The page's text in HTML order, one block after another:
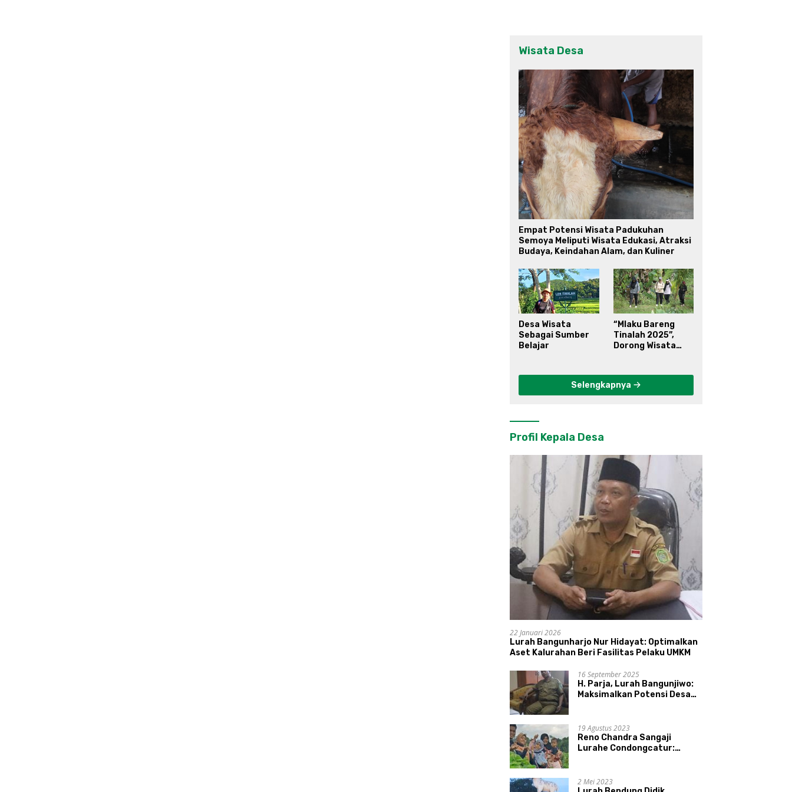
Wisata Desa
Empat Potensi Wisata Padukuhan
Semoya Meliputi Wisata Edukasi, Atraksi
Budaya, Keindahan Alam, dan Kuliner
Desa Wisata
Sebagai Sumber
Belajar
“Mlaku Bareng
Tinalah 2025”,
Dorong Wisata
Selengkapnya
Profil Kepala Desa
22 Januari 2026
Lurah Bangunharjo Nur Hidayat: Optimalkan
Aset Kalurahan Beri Fasilitas Pelaku UMKM
16 September 2025
H. Parja, Lurah Bangunjiwo:
Maksimalkan Potensi Desa
19 Agustus 2023
Reno Chandra Sangaji
Lurahe Condongcatur:
Masyarakat, dan Syukuri
2 Mei 2023